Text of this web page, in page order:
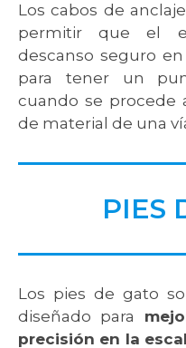
Los cabos de
permitir que el
descanso seguro
para tener un
cuando se procede
de material de una
PIES
Los pies de gato
diseñado para
precisión en la